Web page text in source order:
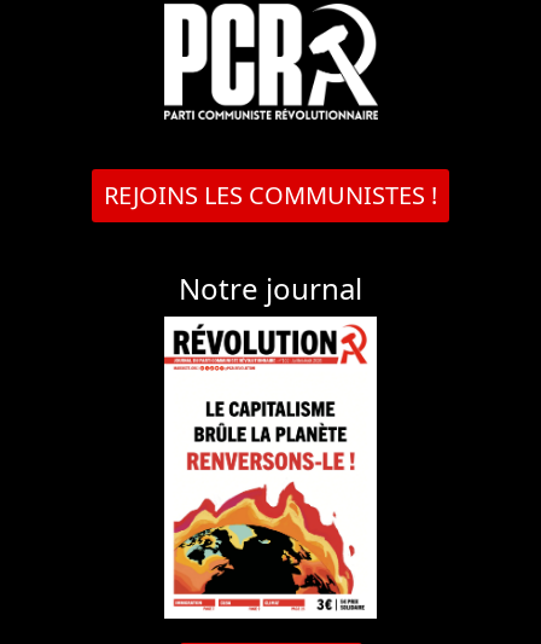
REJOINS LES COMMUNISTES !
Notre journal